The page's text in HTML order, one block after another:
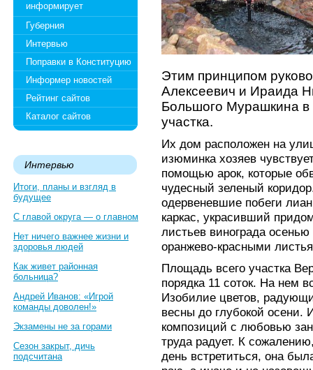
информирует
Губерния
Интервью
Поправки в Конституцию
Информер новостей
Рейтинг сайтов
Каталог сайтов
Интервью
Итоги, планы и взгляд в
будущее
С главой округа — о главном
Нет ничего важнее жизни и
здоровья людей
Как живет районная
больница?
Андрей Иванов: «Игрой
команды доволен!»
Экзамены не за горами
Сезон закрыт, дичь
подсчитана
Этим принципом
Алексеевич и Ираида
Большого Мурашкина в
участка.
Их дом расположен на
изюминка хозяев
помощью арок, которые
чудесный зеленый
одервеневшие побеги
каркас, украсивший
листьев винограда
оранжево-красными
Площадь всего участка
порядка 11 соток. На нем
Изобилие цветов,
весны до глубокой осени.
композиций с любовью
труда радует. К
день встретиться, она